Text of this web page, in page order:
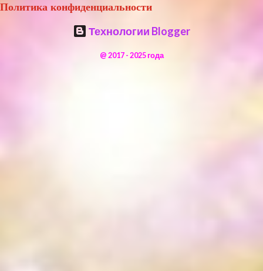
Политика конфиденциальности
Технологии Blogger
@ 2017 - 2025 года